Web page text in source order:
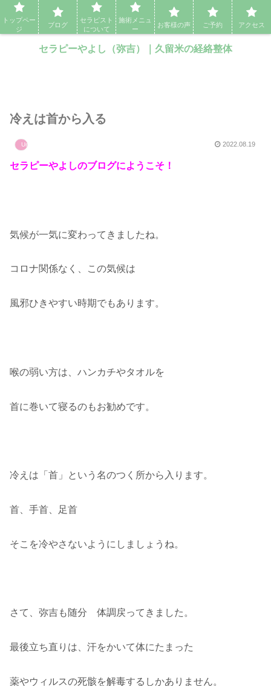
セラピーやよし（弥吉）｜久留米の経絡整体・アロママッサージ・エステ
セラピーやよし（弥吉）｜久留米の経絡整体
冷えは首から入る
Uncategorized 2022.08.19
セラピーやよしのブログにようこそ！
気候が一気に変わってきましたね。
コロナ関係なく、この気候は
風邪ひきやすい時期でもあります。
喉の弱い方は、ハンカチやタオルを
首に巻いて寝るのもお勧めです。
冷えは「首」という名のつく所から入ります。
首、手首、足首
そこを冷やさないようにしましょうね。
さて、弥吉も随分 体調戻ってきました。
最後立ち直りは、汗をかいて体にたまった
薬やウィルスの死骸を解毒するしかありません。
トップペー
ジ
ブログ
セラピスト
について
施術メニュ
ー
お客様の声 ご予約 アクセス